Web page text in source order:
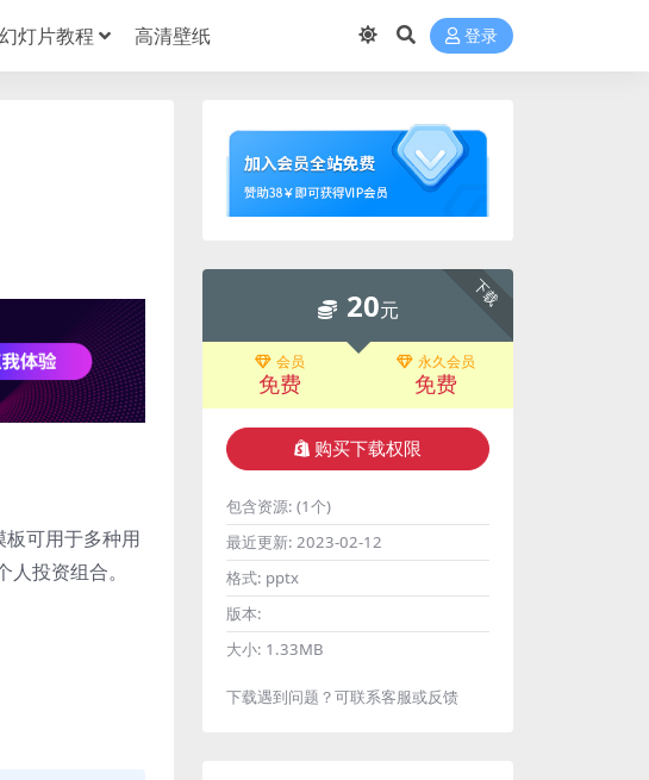
幻灯片教程 高清壁纸 登录
可用于多种用
投资组合。
下载
20元
会员
免费
永久会员
免费
购买下载权限
包含资源: (1个)
最近更新: 2023-02-12
格式: pptx
版本:
大小: 1.33MB
下载遇到问题？可联系客服或反馈